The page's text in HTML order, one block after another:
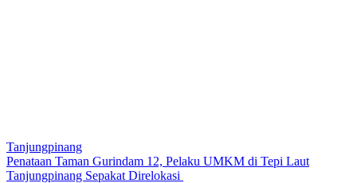
Tanjungpinang
Penataan Taman Gurindam 12, Pelaku UMKM di Tepi Laut
Tanjungpinang Sepakat Direlokasi